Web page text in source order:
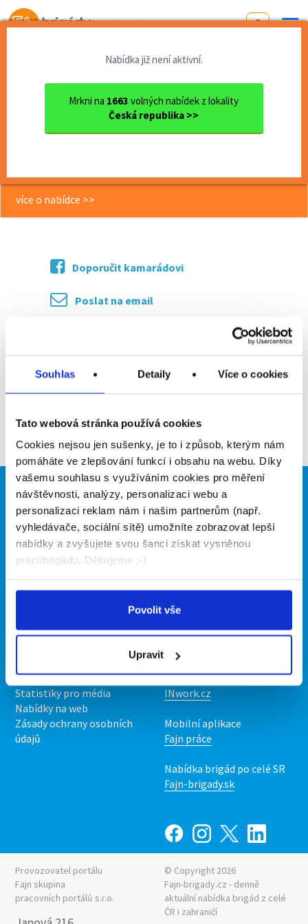
Souhlas Detaily Více o cookies
Tato webová stránka používá cookies
Cookies nejsou jen sušenky, je to i způsob, kterým nám
pomáháte ve zlepšování funkcí i obsahu na webu. Díky
vašemu souhlasu s využíváním cookies pro měření
návštěvnosti, analýzy, personalizaci webu a
personalizaci reklam nám i našim partnerům (např.
vyhledávače, sociální sítě) umožníte zobrazovat lepší
nabídky a zvyšujete svou šanci získat vysněnou
práci/brigádu. Děkujeme :-)
Povolit vše
Upravit
Od první brigády
Nabídka již není aktivní.
Mrkni na 1663 volných nabídek z lokality
Česká republika >>
Pardubický kraj
okres Pardubice
Pardubice
DPČ 2-3 hodiny - Doručovate...
DPČ 2-3 hodiny - Doručovatel tisku
více o nabídce >>
Doporučit kamarádovi
Poslat na email
Zpět
Brigádníci
Články
Hledané brigády
Firmy
Vložit inzerát
Ceník
Kontakt
Upravit předvolby cookies
Statistiky pro média
Nabídky na web
Zásady ochrany osobních
údajů
Naše další projekty
Mobilní aplikace
Nabídka práce z celé ČR
INwork.cz
Mobilní aplikace
Fajn práce
Nabídka brigád po celé SR
Fajn-brigady.sk
Provozovatel portálu
Fajn skupina
pracovních portálů s.r.o.
© Copyright 2026
Fajn-brigady.cz - denně
aktuální nabídka brigád z celé
ČR i zahraničí